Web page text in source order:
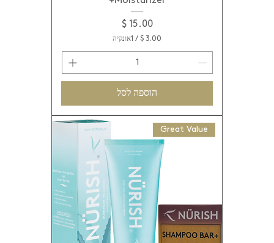
מחיר‏15.00 ‏$
/ 1אונקיה
3
‏
$
1
א
ו
ו
ץ
'
הוספה לסל
Great Value